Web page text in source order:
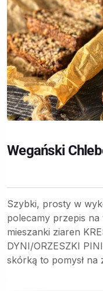
Wegański
Szybki, prosty w
polecamy przepis na
mieszanki ziaren
DYNI/ORZESZKI
skórką to pomysł na